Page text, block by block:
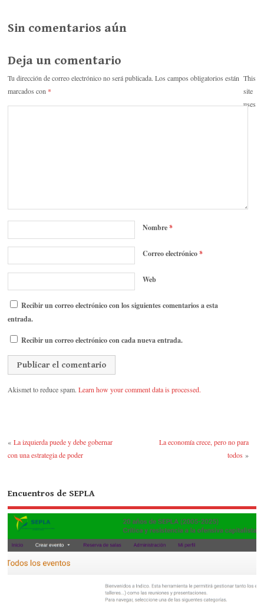
r rti
Sin comentarios aún
Deja un comentario
Tu dirección de correo electrónico no será publicada. Los campos obligatorios están
marcados con *
Nombre*
Correo electrónico*
Web
Recibir un correo electrónico con los siguientes comentarios a esta
entrada.
Recibir un correo electrónico con cada nueva entrada.
This
site
uses
Akismet to reduce spam.Learn how your comment data is processed.
«La izquierda puede y debe gobernar
con una estrategia de poder
La economía crece, pero no para
todos »
Encuentros de SEPLA